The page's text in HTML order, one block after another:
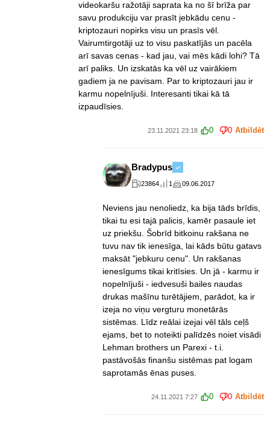
videokaršu ražotāji saprata ka no šī brīža par
savu produkciju var prasīt jebkādu cenu -
kriptozauri nopirks visu un prasīs vēl.
Vairumtirgotāji uz to visu paskatījās un pacēla
arī savas cenas - kad jau, vai mēs kādi lohi? Tā
arī paliks. Un izskatās ka vēl uz vairākiem
gadiem ja ne pavisam. Par to kriptozauri jau ir
karmu nopelnījuši. Interesanti tikai kā tā
izpaudīsies.
23.11.2021 23:18 0 0 Atbildēt
Bradypus
23864 1 09.06.2017
Neviens jau nenoliedz, ka bija tāds brīdis,
tikai tu esi tajā palicis, kamēr pasaule iet
uz priekšu. Šobrīd bitkoinu rakšana ne
tuvu nav tik ienesīga, lai kāds būtu gatavs
maksāt "jebkuru cenu". Un rakšanas
ienesīgums tikai kritīsies. Un jā - karmu ir
nopelnījuši - iedvesuši bailes naudas
drukas mašīnu turētājiem, parādot, ka ir
izeja no viņu vergturu monetārās
sistēmas. Līdz reālai izejai vēl tāls ceļš
ejams, bet to noteikti palīdzēs noiet visādi
Lehman brothers un Parexi - t.i.
pastāvošās finanšu sistēmas pat logam
saprotamās ēnas puses.
24.11.2021 7:27 0 0 Atbildēt